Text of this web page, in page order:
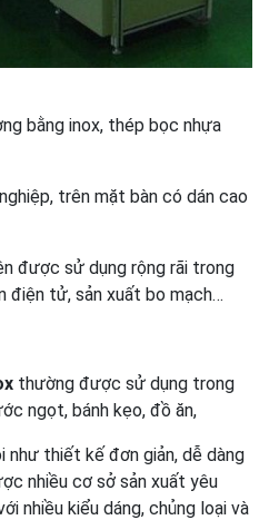
bằng inox, thép bọc nhựa
trên mặt bàn có dán cao
được sử dụng rộng rãi trong
điện tử, sản xuất bo mạch…
thường được sử dụng trong
ngọt, bánh kẹo, đồ ăn,
như thiết kế đơn giản, dễ dàng
nhiều cơ sở sản xuất yêu
nhiều kiểu dáng, chủng loại và